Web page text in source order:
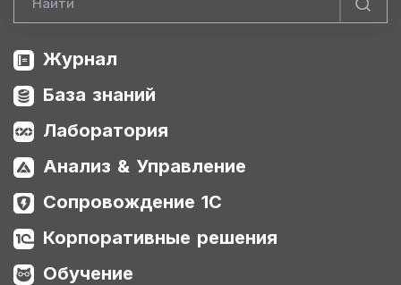
Журнал
База знаний
Лаборатория
Анализ & Управление
Сопровождение 1С
Корпоративные решения
Обучение